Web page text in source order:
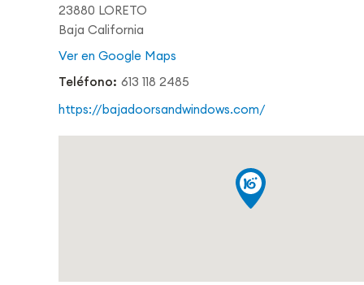
23880 LORETO
Baja California
Ver en Google Maps
Teléfono: 613 118 2485
https://bajadoorsandwindows.com/